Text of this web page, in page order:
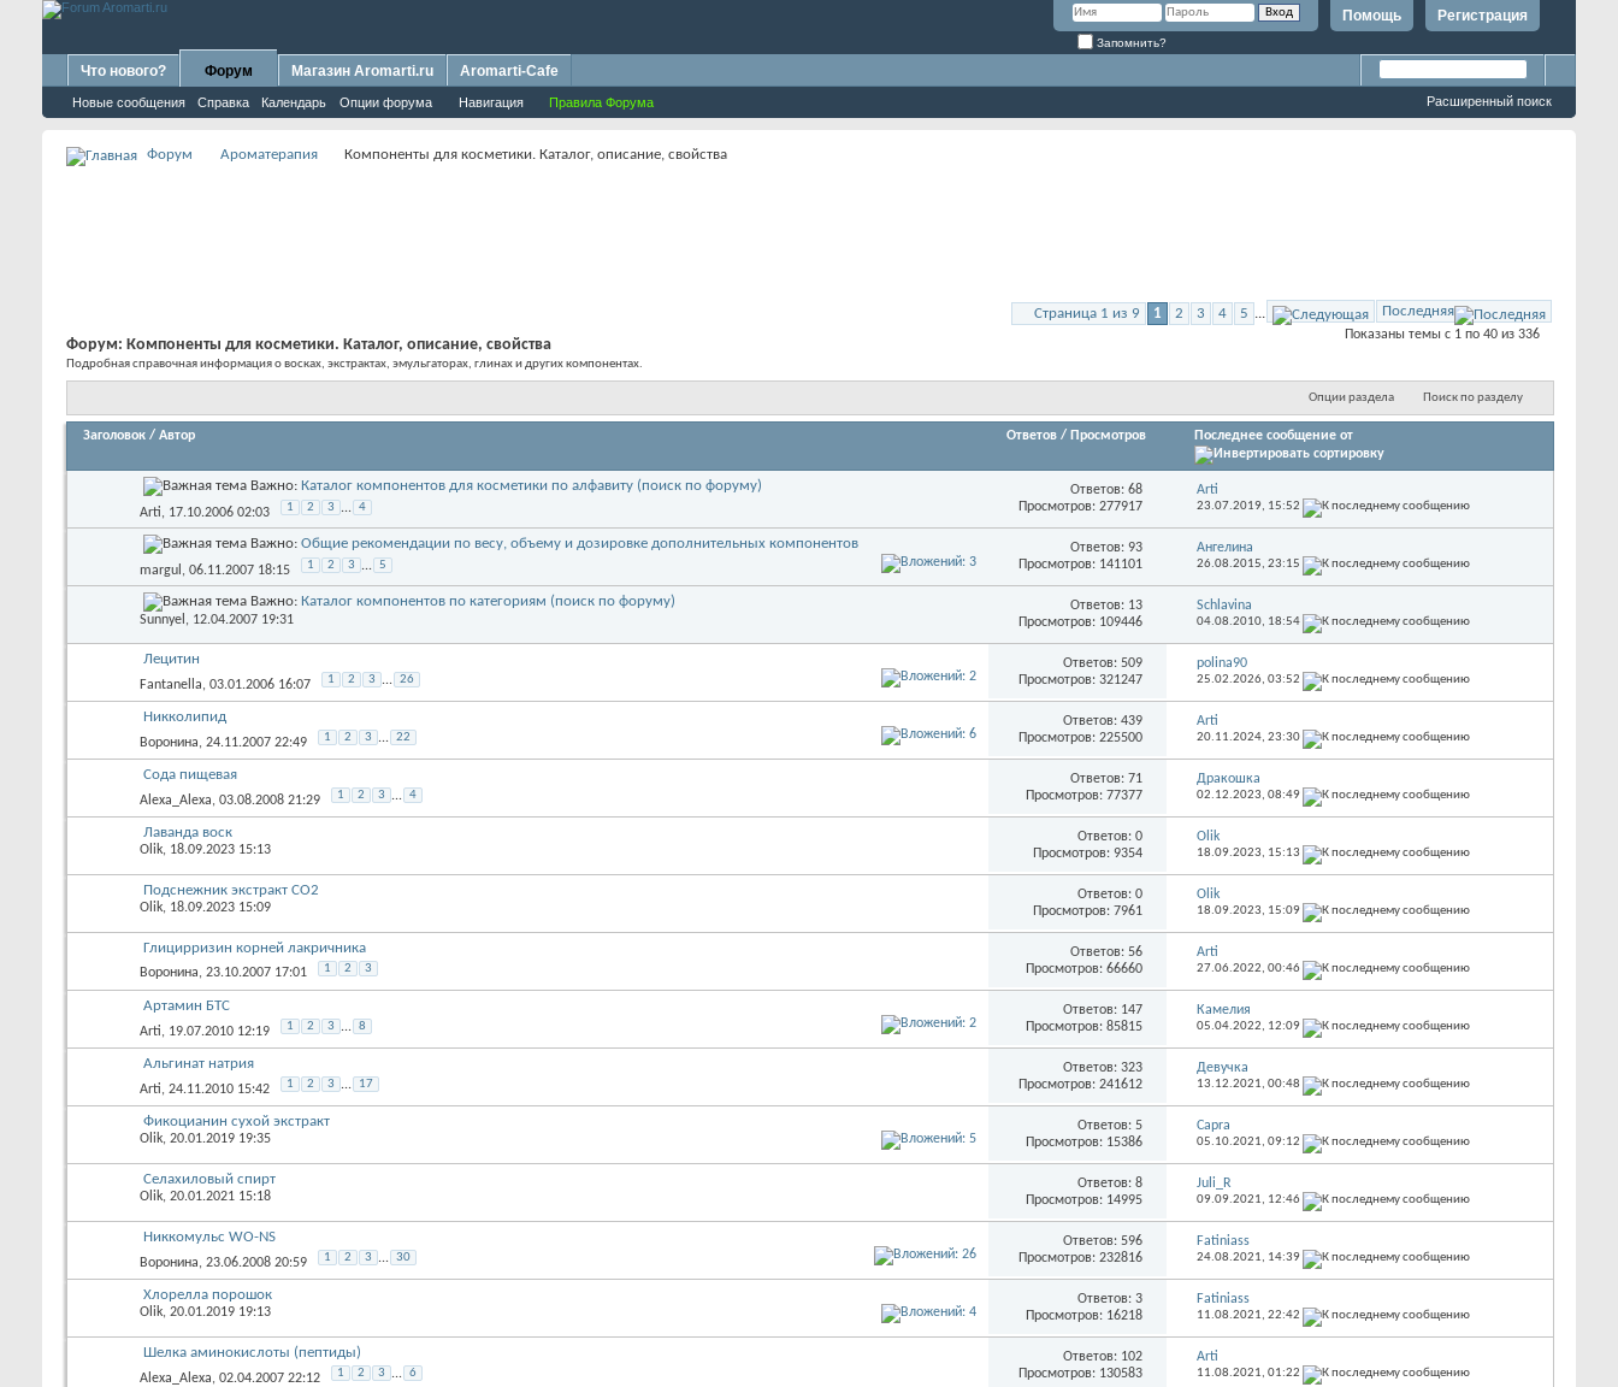
Регистрация
Помощь
Запомнить?
Что нового? Форум
Новые сообщения Справка Календарь Опции форума Навигация Правила Форума
Магазин Aromarti.ru Aromarti-Cafe
Расширенный поиск
Форум Ароматерапия Компоненты для косметики. Каталог, описание, свойства
Страница 1 из 9 1 2 3 4 5 ... Последняя
Показаны темы с 1 по 40 из 336
Форум: Компоненты для косметики. Каталог, описание, свойства
Подробная справочная информация о восках, экстрактах, эмульгаторах, глинах и других компонентах.
Опции раздела Поиск по разделу
Заголовок / Автор Ответов / Просмотров Последнее сообщение от
Важно: Каталог компонентов для косметики по алфавиту (поиск по форуму)
Arti, 17.10.2006 02:03 1 2 3 ... 4
Ответов: 68
Просмотров: 277917
Arti
23.07.2019, 15:52
Важно: Общие рекомендации по весу, объему и дозировке дополнительных компонентов
margul , 06.11.2007 18:15 1 2 3 ... 5
Ответов: 93
Просмотров: 141101
Ангелина
26.08.2015, 23:15
Важно: Каталог компонентов по категориям (поиск по форуму)
Sunnyel , 12.04.2007 19:31
Ответов: 13
Просмотров: 109446
Schlavina
04.08.2010, 18:54
Лецитин
Fantanella, 03.01.2006 16:07 1 2 3 ... 26
Ответов: 509
Просмотров: 321247
polina90
25.02.2026, 03:52
Никколипид
Воронина, 24.11.2007 22:49 1 2 3 ... 22
Ответов: 439
Просмотров: 225500
Arti
20.11.2024, 23:30
Сода пищевая
Alexa_Alexa, 03.08.2008 21:29 1 2 3 ... 4
Ответов: 71
Просмотров: 77377
Дракошка
02.12.2023, 08:49
Лаванда воск
Olik, 18.09.2023 15:13
Ответов: 0
Просмотров: 9354
Olik
18.09.2023, 15:13
Подснежник экстракт СО2
Olik, 18.09.2023 15:09
Ответов: 0
Просмотров: 7961
Olik
18.09.2023, 15:09
Глицирризин корней лакричника
Воронина, 23.10.2007 17:01 1 2 3
Ответов: 56
Просмотров: 66660
Arti
27.06.2022, 00:46
Артамин БТС
Arti, 19.07.2010 12:19 1 2 3 ... 8
Ответов: 147
Просмотров: 85815
Камелия
05.04.2022, 12:09
Альгинат натрия
Arti, 24.11.2010 15:42 1 2 3 ... 17
Ответов: 323
Просмотров: 241612
Девучка
13.12.2021, 00:48
Фикоцианин сухой экстракт
Olik, 20.01.2019 19:35
Ответов: 5
Просмотров: 15386
Capra
05.10.2021, 09:12
Селахиловый спирт
Olik, 20.01.2021 15:18
Ответов: 8
Просмотров: 14995
Juli_R
09.09.2021, 12:46
Никкомульс WO-NS
Воронина, 23.06.2008 20:59 1 2 3 ... 30
Ответов: 596
Просмотров: 232816
Fatiniass
24.08.2021, 14:39
Хлорелла порошок
Olik, 20.01.2019 19:13
Ответов: 3
Просмотров: 16218
Fatiniass
11.08.2021, 22:42
Шелка аминокислоты (пептиды)
Alexa_Alexa, 02.04.2007 22:12 1 2 3 ... 6
Ответов: 102
Просмотров: 130583
Arti
11.08.2021, 01:22